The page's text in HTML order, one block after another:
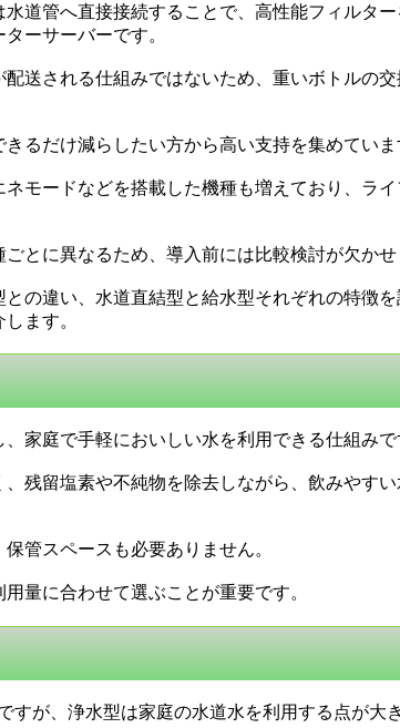
道管へ直接接続することで、高性能フィルター
ーサーバーです。
送される仕組みではないため、重いボトルの
るだけ減らしたい方から高い支持を集めていま
モードなどを搭載した機種も増えており、ライ
とに異なるため、導入前には比較検討が欠かせ
の違い、水道直結型と給水型それぞれの特徴
ます。
家庭で手軽においしい水を利用できる仕組みで
残留塩素や不純物を除去しながら、飲みやす
管スペースも必要ありません。
量に合わせて選ぶことが重要です。
が、浄水型は家庭の水道水を利用する点が大